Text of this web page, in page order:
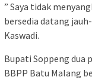
” Saya tidak
bersedia datang
Kaswadi.
Bupati Soppeng dua
BBPP Batu Malang